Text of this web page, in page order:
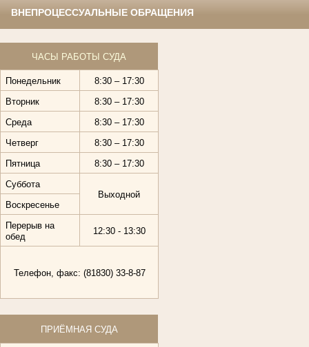
ВНЕПРОЦЕССУАЛЬНЫЕ ОБРАЩЕНИЯ
ЧАСЫ РАБОТЫ СУДА
Понедельник
8:30 – 17:30
Вторник
8:30 – 17:30
Среда
8:30 – 17:30
Четверг
8:30 – 17:30
Пятница
8:30 – 17:30
Суббота
Выходной
Воскресенье
Перерыв на
обед
12:30 - 13:30
Телефон, факс: (81830) 33-8-87
ПРИЁМНАЯ СУДА